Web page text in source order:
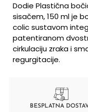
Dodie Plastična
sisačem, 150 ml je
colic sustavom
patentiranom
cirkulaciju zraka i
regurgitacije.
BESPLATNA